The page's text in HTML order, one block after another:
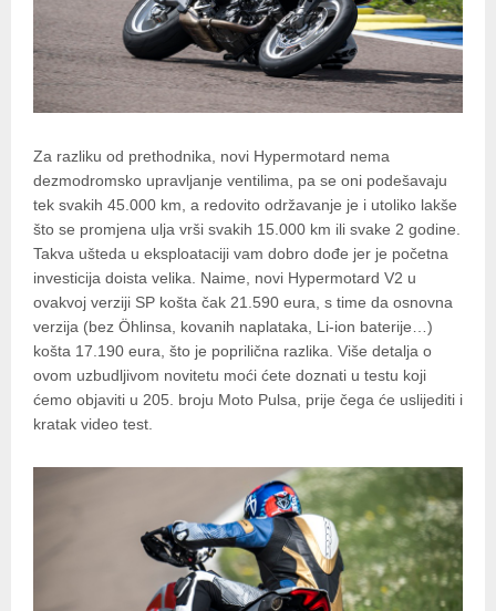
Za razliku od prethodnika, novi Hypermotard nema
dezmodromsko upravljanje ventilima, pa se oni podešavaju
tek svakih 45.000 km, a redovito održavanje je i utoliko lakše
što se promjena ulja vrši svakih 15.000 km ili svake 2 godine.
Takva ušteda u eksploataciji vam dobro dođe jer je početna
investicija doista velika. Naime, novi Hypermotard V2 u
ovakvoj verziji SP košta čak 21.590 eura, s time da osnovna
verzija (bez Öhlinsa, kovanih naplataka, Li-ion baterije…)
košta 17.190 eura, što je poprilična razlika. Više detalja o
ovom uzbudljivom novitetu moći ćete doznati u testu koji
ćemo objaviti u 205. broju Moto Pulsa, prije čega će uslijediti i
kratak video test.